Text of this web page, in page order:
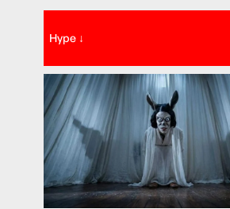
Hype ↓